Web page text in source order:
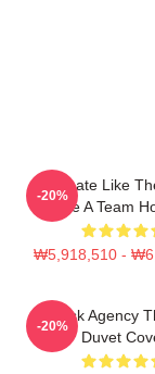
Dominate Like
The A Team
₩5,918,510 -
-20%
All Risk Agency
Duvet
-20%